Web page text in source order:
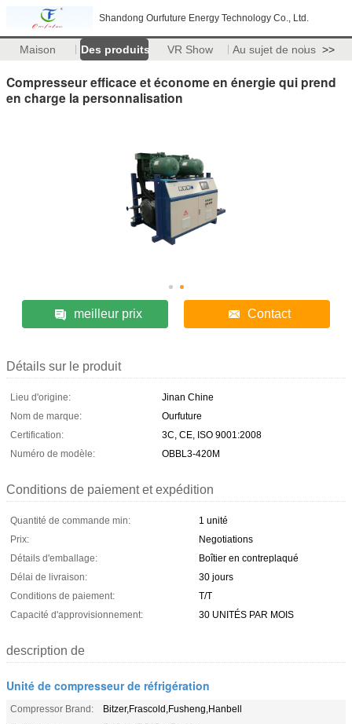
Shandong Ourfuture Energy Technology Co., Ltd.
Maison Des produits VR Show Au sujet de nous >>
Compresseur efficace et économe en énergie qui prend
en charge la personnalisation
meilleur prix Contact
Détails sur le produit
Lieu d'origine:
Jinan Chine
Nom de marque:
Ourfuture
Certification:
3C, CE, ISO 9001:2008
Numéro de modèle:
OBBL3-420M
Conditions de paiement et expédition
Quantité de commande min:
1 unité
Prix:
Negotiations
Détails d'emballage:
Boîtier en contreplaqué
Délai de livraison:
30 jours
Conditions de paiement:
T/T
Capacité d'approvisionnement:
30 UNITÉS PAR MOIS
description de
Unité de compresseur de réfrigération
Compressor Brand:
Bitzer,Frascold,Fusheng,Hanbell